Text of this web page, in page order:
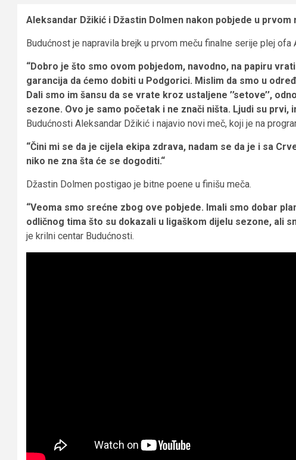
Aleksandar Džikić i Džastin Dolmen nakon pobjede u
Budućnost je napravila brejk u prvom meču finalne serije plej
“Dobro je što smo ovom pobjedom, navodno, na papiru
garancija da ćemo dobiti u Podgorici. Mislim da smo u
Dali smo im šansu da se vrate kroz ustaljene ’’setove’’,
sezone. Ovo je samo početak i ne znači ništa. Ljudi su prvi,
Budućnosti Aleksandar Džikić i najavio novi meč, koji je na
“Čini mi se da je cijela ekipa zdrava, nadam se da je i sa
niko ne zna šta će se dogoditi.“
Džastin Dolmen postigao je bitne poene u finišu meča.
“Veoma smo srećne zbog ove pobjede. Imali smo dobar
odličnog tima što su dokazali u ligaškom dijelu sezone, ali
je krilni centar Budućnosti.